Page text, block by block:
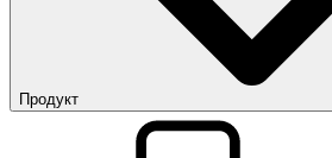
Продукт